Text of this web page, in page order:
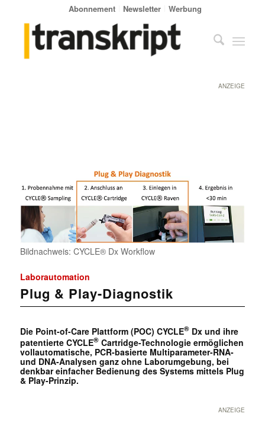
Abonnement Newsletter Werbung
ANZEIGE
Bildnachweis: CYCLE® Dx Workflow
Laborautomation
Plug & Play-Diagnostik
Die Point-of-Care Plattform (POC) CYCLE®Dx und ihre
patentierte CYCLE®Cartridge-Technologie ermöglichen
vollautomatische, PCR-basierte Multiparameter-RNA-
und DNA-Analysen ganz ohne Laborumgebung, bei
denkbar einfacher Bedienung des Systems mittels Plug
& Play-Prinzip.
ANZEIGE